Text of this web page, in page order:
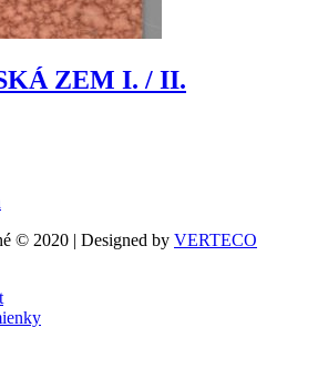
ZEM I. / II.
© 2020 | Designed by VERTECO